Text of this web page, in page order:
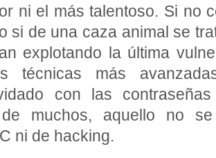
ni el más talentoso. Si no
si de una caza animal se
explotando la última
técnicas más
con las
de muchos, aquello no
ni de hacking.